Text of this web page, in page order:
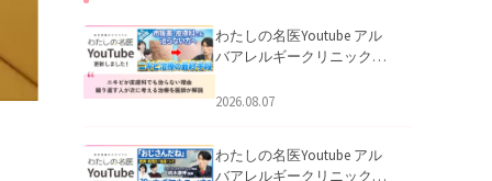
わたしの名医Youtube アル
バアレルギークリニック札
らない理由｜繰り返す人が
2026.08.07
わたしの名医Youtube アル
バアレルギークリニック札